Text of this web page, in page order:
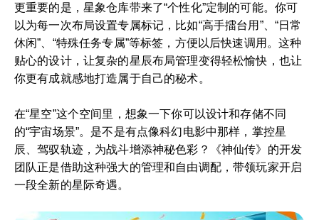
更重要的是，星象仓库带来了“个性化”定制的可能。你可
以为每一次布局设置专属标记，比如“高手擂台用”、“日常
休闲”、“特殊任务专属”等标签，方便以后快速调用。这种
贴心的设计，让复杂的星辰布局管理变得轻松愉快，也让
你更有成就感地打造属于自己的秘术。
在“星空”这个空间里，想象一下你可以设计和存储不同
的“宇宙场景”。是不是有点像科幻电影中那样，掌控星
辰、驾驭轨迹，为战斗增添神秘色彩？《神仙传》的开发
团队正是借助这种强大的管理和自由调配，带领玩家开启
一段全新的星际奇遇。